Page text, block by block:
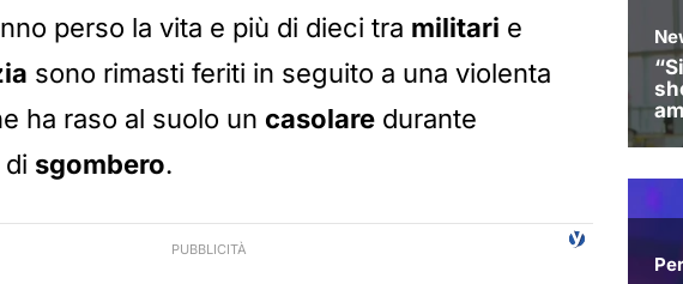
perso la vita e più di dieci tra militari e
sono rimasti feriti in seguito a una violenta
ha raso al suolo un casolare durante
di sgombero.